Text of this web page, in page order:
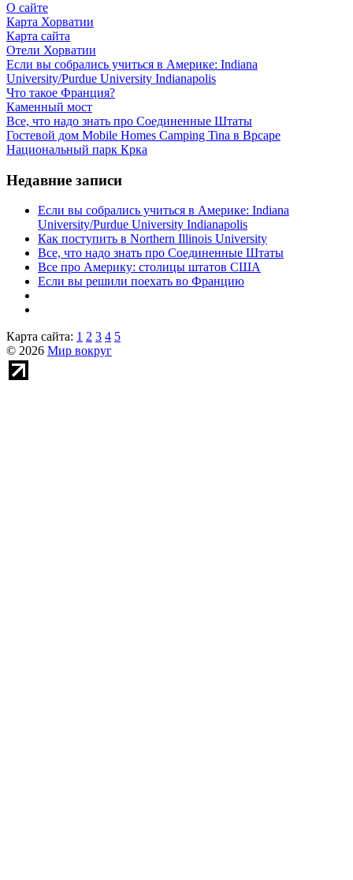
О сайте
Карта Хорватии
Карта сайта
Отели Хорватии
Если вы собрались учиться в Америке: Indiana
University/Purdue University Indianapolis
Что такое Франция?
Каменный мост
Все, что надо знать про Соединенные Штаты
Гостевой дом Mobile Homes Camping Tina в Врсаре
Национальный парк Крка
Недавние записи
Если вы собрались учиться в Америке: Indiana
University/Purdue University Indianapolis
Как поступить в Northern Illinois University
Все, что надо знать про Соединенные Штаты
Все про Америку: столицы штатов США
Если вы решили поехать во Францию
Карта сайта: 1 2 3 4 5
© 2026 Мир вокруг